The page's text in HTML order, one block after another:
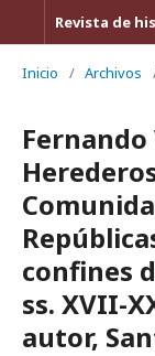
Revista de
Inicio / Archivos
Fernando
confines
ss. XVII-
autor,